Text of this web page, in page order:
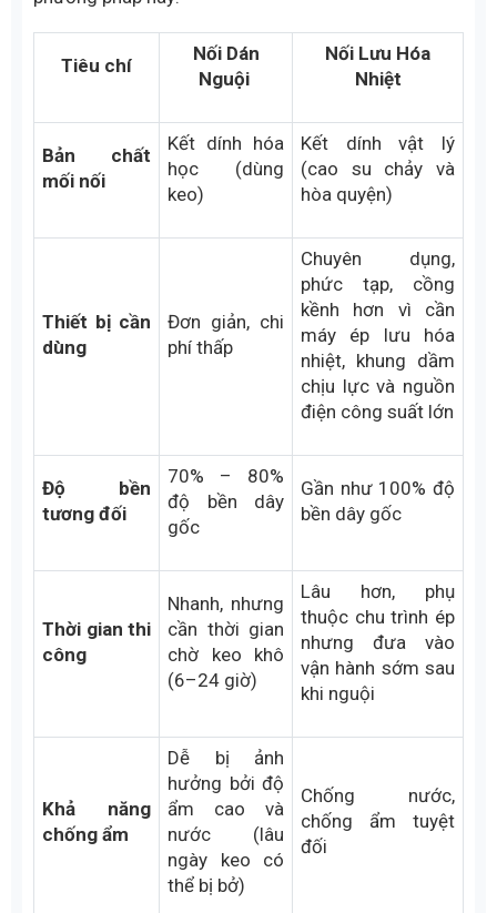
So sánh dán nguội và lưu hóa nhiệt
- Nên chọn phương pháp nào?
Qua nhiều lần bảo dưỡng băng tải cho khách hàng,
Belota nhận thấy mỗi giải pháp kỹ thuật đều có ưu
và nhược điểm riêng, không có phương pháp nào là
tối ưu tuyệt đối cho mọi hoàn cảnh.
Để giúp quý khách hàng dễ dàng hình dung và ra
quyết định, dưới đây là bảng so sánh chi tiết 2
Tiêu chí
Nối Dán
Nối Lưu Hóa
Nhiệt
Bản chất
mối nối
học (dùng
keo)
hòa quyện)
Thiết bị cần
dùng
Đơn giản, chi
phí thấp
phức tạp, cồng
kềnh hơn vì cần
máy ép lưu hóa
nhiệt, khung dầm
chịu lực và nguồn
điện công suất lớn
tương đối
70% – 80%
độ bền dây
gốc
Gần như 100% độ
bền dây gốc
Nhanh, nhưng